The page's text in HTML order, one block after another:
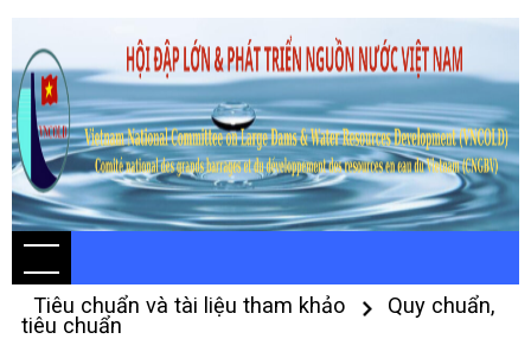
Tiêu chuẩn và tài liệu tham khảo
Quy chuẩn,
tiêu chuẩn